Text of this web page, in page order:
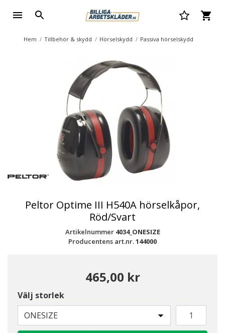
Hem Tillbehör & skydd Hörselskydd Passiva hörselskydd
Peltor Optime III H540A hörselkåpor,
Röd/Svart
Artikelnummer 4034_ONESIZE
Producentens art.nr.144000
465,00 kr
Välj storlek
ONESIZE